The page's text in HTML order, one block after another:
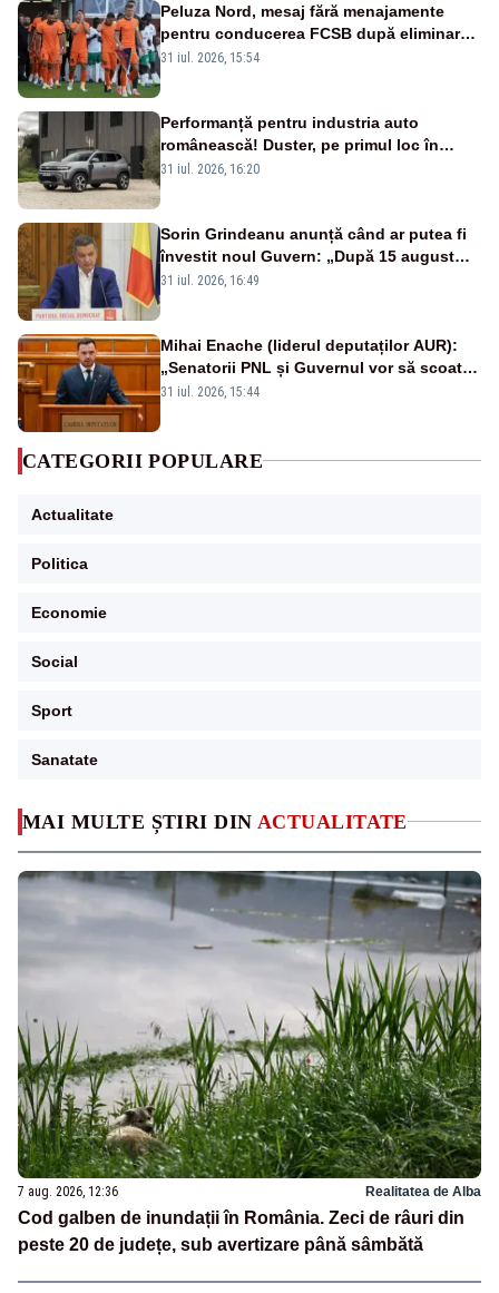
MAI MULTE ȘTIRI DIN ACTUALITATE
7 aug. 2026, 12:36 Realitatea de Alba
Cod galben de inundații în România. Zeci de râuri din
peste 20 de județe, sub avertizare până sâmbătă
Peluza Nord, mesaj fără menajamente
pentru conducerea FCSB după eliminarea
rușinoasă din Conference League
31 iul. 2026, 15:54
Performanță pentru industria auto
românească! Duster, pe primul loc în
topul vânzărilor din Ucraina
31 iul. 2026, 16:20
Sorin Grindeanu anunță când ar putea fi
învestit noul Guvern: „După 15 august
sunt șanse mai mari”
31 iul. 2026, 16:49
Mihai Enache (liderul deputaților AUR):
„Senatorii PNL și Guvernul vor să scoată
la vânzare bunuri publice pentru a stinge
31 iul. 2026, 15:44
CATEGORII POPULARE
Actualitate
Politica
Economie
Social
Sport
Sanatate